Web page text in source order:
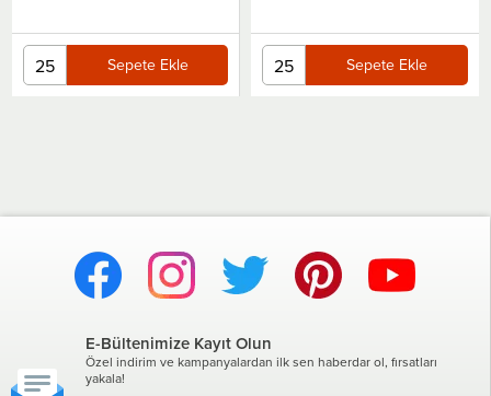
Sepete Ekle Sepete Ekle
E-Bültenimize Kayıt Olun
Özel indirim ve kampanyalardan ilk sen haberdar ol, fırsatları
yakala!